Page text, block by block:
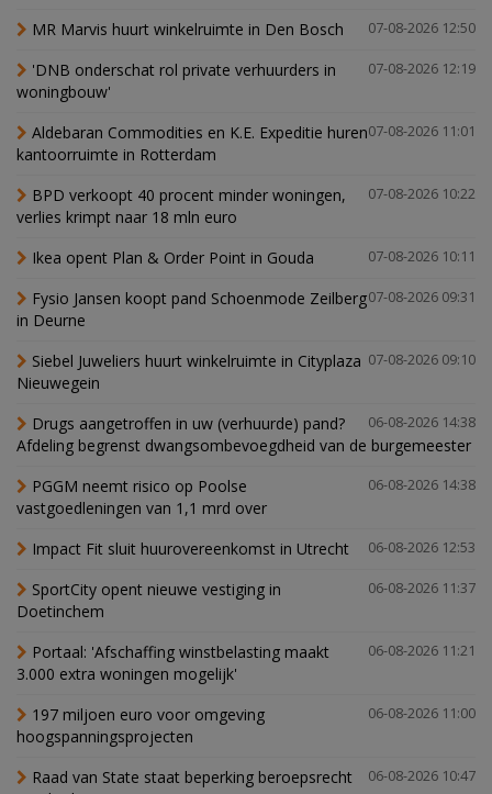
07-08-2026 12:50
MR Marvis huurt winkelruimte in Den Bosch
07-08-2026 12:19
'DNB onderschat rol private verhuurders in
woningbouw'
07-08-2026 11:01
Aldebaran Commodities en K.E. Expeditie huren
kantoorruimte in Rotterdam
07-08-2026 10:22
BPD verkoopt 40 procent minder woningen,
verlies krimpt naar 18 mln euro
07-08-2026 10:11
Ikea opent Plan & Order Point in Gouda
07-08-2026 09:31
Fysio Jansen koopt pand Schoenmode Zeilberg
in Deurne
07-08-2026 09:10
Siebel Juweliers huurt winkelruimte in Cityplaza
Nieuwegein
06-08-2026 14:38
Drugs aangetroffen in uw (verhuurde) pand?
Afdeling begrenst dwangsombevoegdheid van de burgemeester
06-08-2026 14:38
PGGM neemt risico op Poolse
vastgoedleningen van 1,1 mrd over
06-08-2026 12:53
Impact Fit sluit huurovereenkomst in Utrecht
06-08-2026 11:37
SportCity opent nieuwe vestiging in
Doetinchem
06-08-2026 11:21
Portaal: 'Afschaffing winstbelasting maakt
3.000 extra woningen mogelijk'
06-08-2026 11:00
197 miljoen euro voor omgeving
hoogspanningsprojecten
06-08-2026 10:47
Raad van State staat beperking beroepsrecht